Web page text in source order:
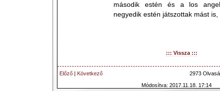
második estén és a los
negyedik estén játszottak mást
::: Vissza :::
Előző | Következő
2973
Módosítva: 2017.11.18. 17:14